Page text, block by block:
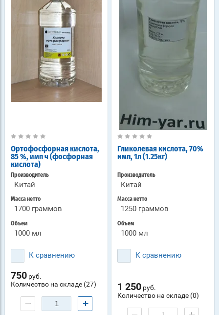
Ортофосфорная кислота,
85 %, имп ч (фосфорная
кислота)
Производитель
Китай
Масса нетто
1700 граммов
Объем
1000 мл
К сравнению
750 руб.
Количество на складе (27)
− +
Гликолевая кислота, 70%
имп, 1л (1.25кг)
Производитель
Китай
Масса нетто
1250 граммов
Объем
1000 мл
К сравнению
1 250 руб.
Количество на складе (0)